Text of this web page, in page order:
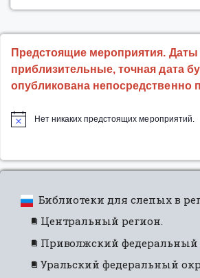
Предстоящие мероприятия.
приблизительные, точная дата
опубликована непосредственно
Нет никаких предстоящих мероприятий.
Библиотеки для слепых в
Центральный регион.
Приволжский федеральный
Уральский федеральный